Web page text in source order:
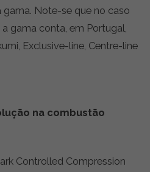
Note-se que no caso
gama conta, em Portugal,
Exclusive-line, Centre-line
na combustão
Controlled Compression